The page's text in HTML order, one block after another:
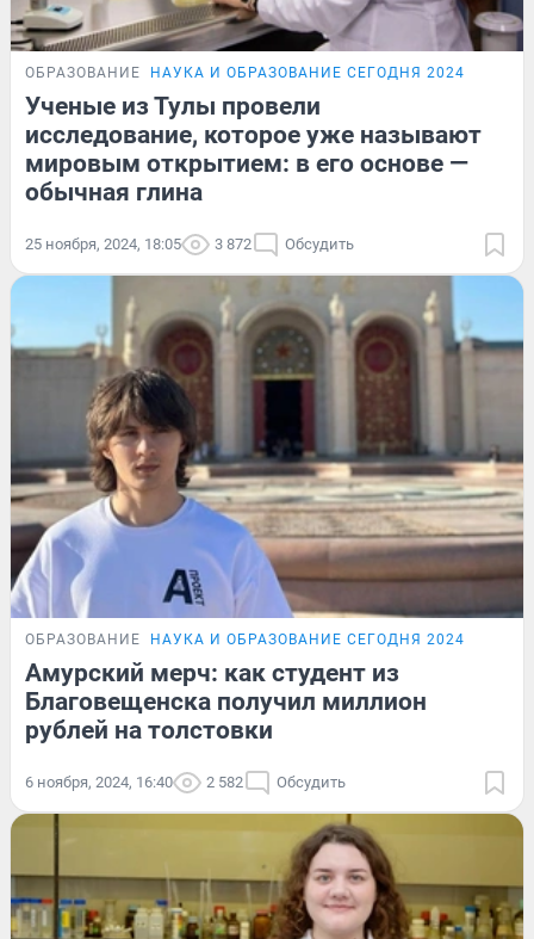
ОБРАЗОВАНИЕ НАУКА И ОБРАЗОВАНИЕ СЕГОДНЯ 2024
Ученые из Тулы провели
исследование, которое уже называют
мировым открытием: в его основе —
обычная глина
25 ноября, 2024, 18:05 3 872 Обсудить
ОБРАЗОВАНИЕ НАУКА И ОБРАЗОВАНИЕ СЕГОДНЯ 2024
Амурский мерч: как студент из
Благовещенска получил миллион
рублей на толстовки
6 ноября, 2024, 16:40 2 582 Обсудить